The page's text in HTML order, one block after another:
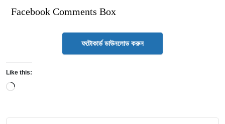
Facebook Comments Box
ফটোকার্ড ডাউনলোড করুন
Like this:
Loading…